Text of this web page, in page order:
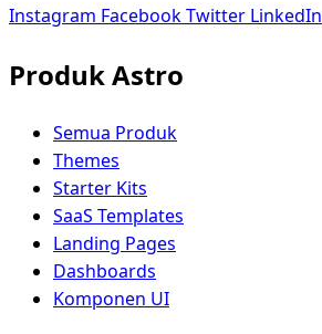
Instagram FacebookTwitter LinkedIn
Produk Astro
Semua Produk
Themes
Starter Kits
SaaS Templates
Landing Pages
Dashboards
Komponen UI